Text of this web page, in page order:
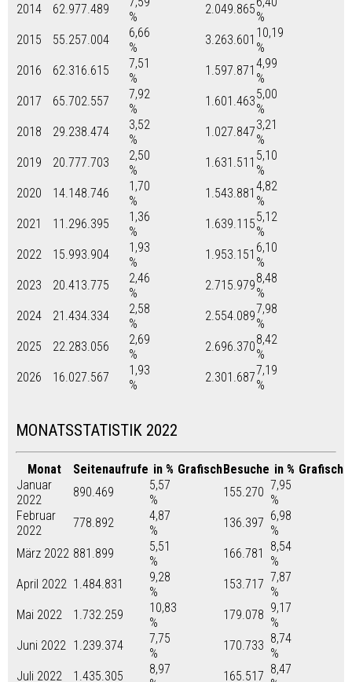
2014
62.977.489
%
2.049.865
%
2015
55.257.004
6,66
%
3.263.601 10,19
%
2016
62.316.615
7,51
%
1.597.871 4,99
%
2017
65.702.557
7,92
%
1.601.4635,00
%
2018
29.238.474
3,52
%
1.027.8473,21
%
2019
20.777.703
2,50
%
1.631.511 5,10
%
2020
14.148.746
1,70
%
1.543.881 4,82
%
2021
11.296.395
1,36
%
1.639.1155,12
%
2022
15.993.904
1,93
%
1.953.151 6,10
%
2023
20.413.775
2,46
%
2.715.9798,48
%
2024
21.434.334
2,58
%
2.554.0897,98
%
2025
22.283.056
2,69
%
2.696.3708,42
%
2026
16.027.567
1,93
%
2.301.6877,19
%
MONATSSTATISTIK 2022
Monat Seitenaufrufe in % GrafischBesuche in % Grafisch
Januar
2022
890.469
5,57
%
155.270 7,95
%
Februar
2022
778.892
4,87
%
136.397 6,98
%
März 2022 881.899
5,51
%
166.781
8,54
%
April 2022 1.484.831
9,28
%
153.717 7,87
%
Mai 2022
1.732.259
10,83
%
179.078 9,17
%
Juni 2022 1.239.374
7,75
%
170.733 8,74
%
Juli 2022
1.435.305
8,97
165.517 8,47